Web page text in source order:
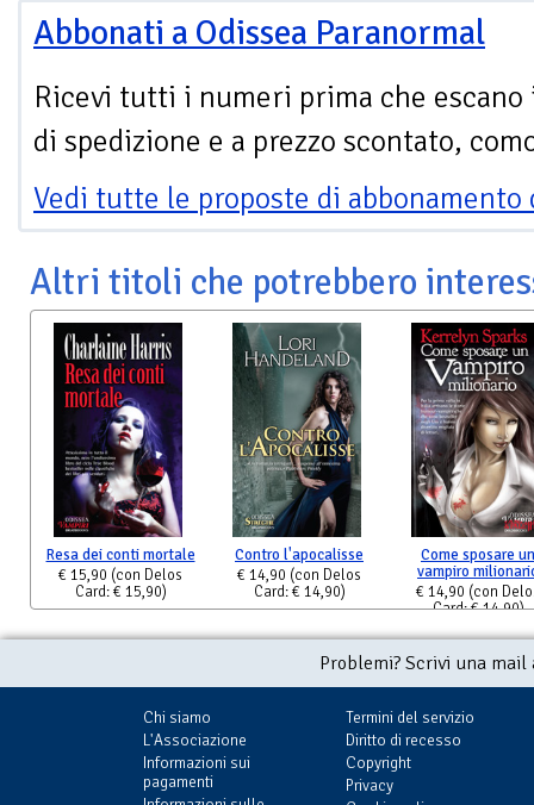
Abbonati a Odissea Paranormal
Ricevi tutti i numeri prima che escano
di spedizione e a prezzo scontato,
Vedi tutte le proposte di
Altri titoli che potrebbero
Resa dei conti mortale
€ 15,90 (con Delos
Card: € 15,90)
Contro l'apocalisse
€ 14,90 (con Delos
Card: € 14,90)
Come sposare un
vampiro
€ 14,90 (con
Card: € 14,90)
Problemi? Scrivi una
Chi siamo
L'Associazione
Informazioni sui
pagamenti
Termini del servizio
Diritto di recesso
Copyright
Privacy